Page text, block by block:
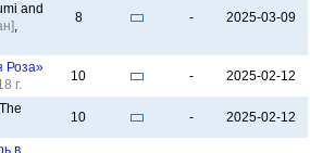
and
,
8 - 2025-03-09
Роза»
г.
10 - 2025-02-12
10 - 2025-02-12
в